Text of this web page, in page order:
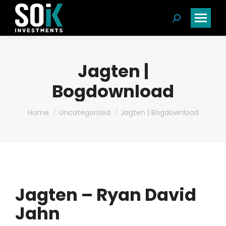
Search:
Jagten |
Bogdownload
You are here:
Home Uncategorized Jagten | Bogdownload
Jagten – Ryan David
Jahn